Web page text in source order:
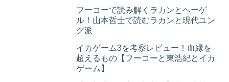
フーコーで読み解くラカンとヘーゲ
ル！山本哲士で読むラカンと現代ユン
グ派
イカゲーム3を考察レビュー！血縁を
超えるもの【フーコーと東浩紀とイカ
ゲーム】